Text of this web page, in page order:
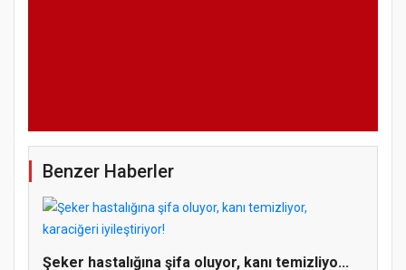
Benzer Haberler
Şeker hastalığına şifa oluyor, kanı temizliyo...